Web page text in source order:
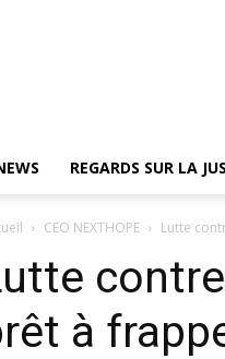
REGARDS SUR LA
CEO NEXTHOPE Lutte
à